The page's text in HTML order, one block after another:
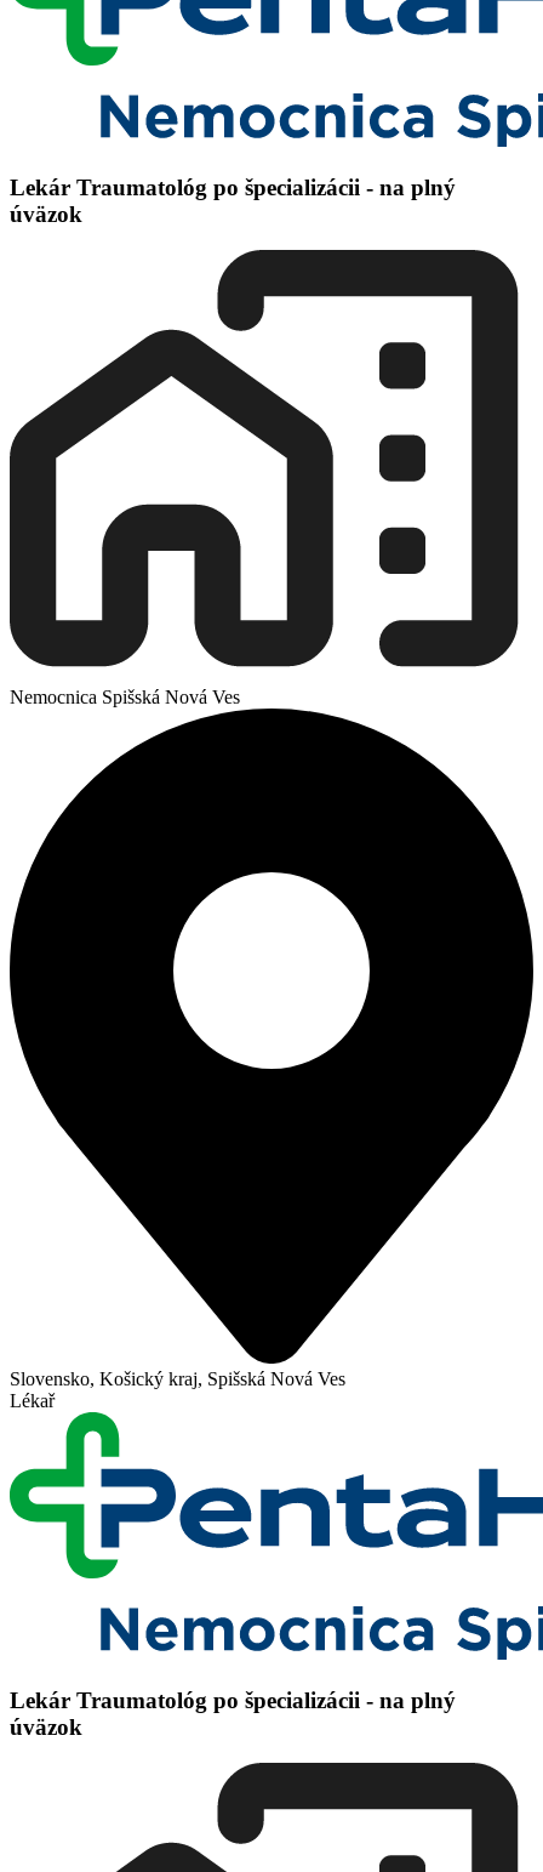
Lekár Traumatológ po špecializácii - na plný
úväzok
Nemocnica Spišská Nová Ves
Slovensko, Košický kraj, Spišská Nová Ves
Lékař
Lekár Traumatológ po špecializácii - na plný
úväzok